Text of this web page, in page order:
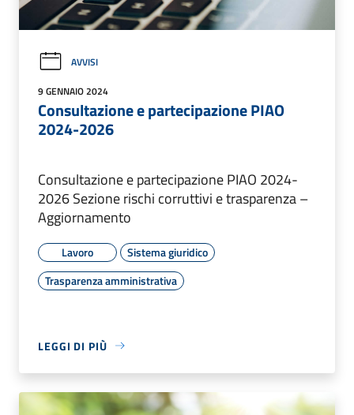
AVVISI
9 GENNAIO 2024
Consultazione e partecipazione PIAO
2024-2026
Consultazione e partecipazione PIAO 2024-
2026 Sezione rischi corruttivi e trasparenza –
Aggiornamento
Lavoro
Sistema giuridico
Trasparenza amministrativa
LEGGI DI PIÙ